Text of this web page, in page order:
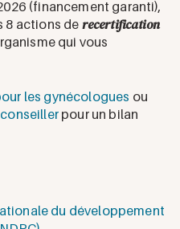
(financement garanti),
8 actions de recertification
qui vous
les gynécologues ou
pour un bilan
du développement